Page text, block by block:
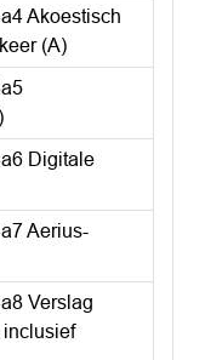
Akoestisch
(A)
Digitale
Aerius-
Verslag